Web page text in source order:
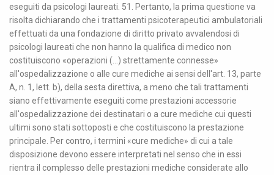
eseguiti da psicologi laureati. 51. Pertanto, la prima questione va
risolta dichiarando che i trattamenti psicoterapeutici ambulatoriali
effettuati da una fondazione di diritto privato avvalendosi di
psicologi laureati che non hanno la qualifica di medico non
costituiscono «operazioni (...) strettamente connesse»
all'ospedalizzazione o alle cure mediche ai sensi dell'art. 13, parte
A, n. 1, lett. b), della sesta direttiva, a meno che tali trattamenti
siano effettivamente eseguiti come prestazioni accessorie
all'ospedalizzazione dei destinatari o a cure mediche cui questi
ultimi sono stati sottoposti e che costituiscono la prestazione
principale. Per contro, i termini «cure mediche» di cui a tale
disposizione devono essere interpretati nel senso che in essi
rientra il complesso delle prestazioni mediche considerate allo